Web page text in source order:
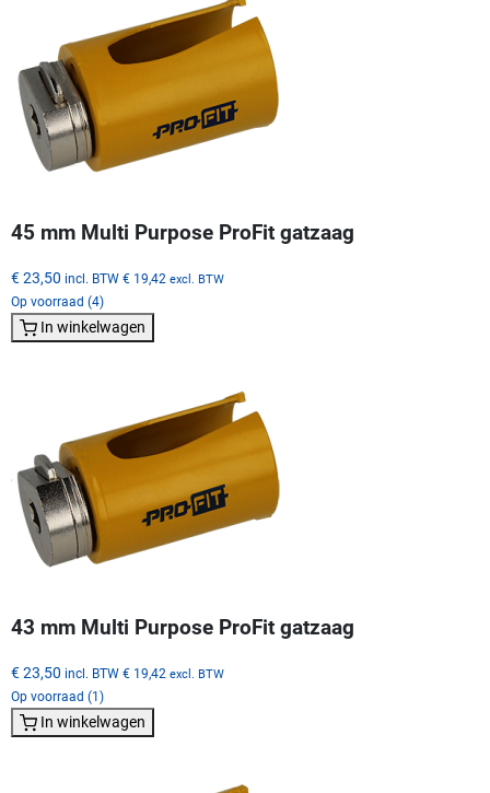
45 mm Multi Purpose ProFit gatzaag
€ 23,50 incl. BTW € 19,42 excl. BTW
Op voorraad (4)
In winkelwagen
43 mm Multi Purpose ProFit gatzaag
€ 23,50 incl. BTW € 19,42 excl. BTW
Op voorraad (1)
In winkelwagen